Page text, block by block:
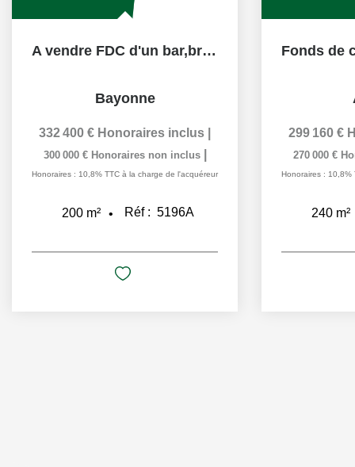
A vendre FDC d'un bar,brasserie ,Bayonne
Bayonne
332 400 € Honoraires inclus
300 000 € Honoraires non inclus
Honoraires : 10,8% TTC à la charge de l'acquéreur
200 m² Réf : 5196A
299 160 €
270 000 €
Honoraires : 10,8%
240 m²